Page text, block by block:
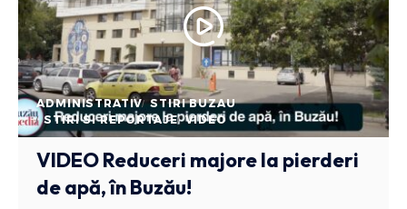
ADMINISTRATIV STIRI BUZAU
STIRI SI REPORTAJE VIDEO
VIDEO Reduceri majore la pierderi
de apă, în Buzău!